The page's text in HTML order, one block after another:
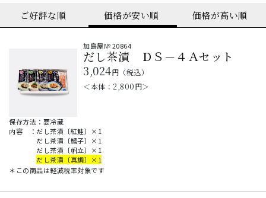
加島屋№20864
だし茶漬 ＤＳ－４Ａセット
3,024円（税込）
＜本体： 2,800円＞
保存方法：要冷蔵
内容 ： だし茶漬〔紅鮭〕×1
だし茶漬〔鱈子〕×1
だし茶漬〔帆立〕×1
だし茶漬〔真鯛〕×1
＊この商品は軽減税率対象です